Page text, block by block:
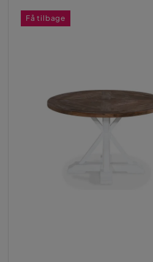
Få tilbage